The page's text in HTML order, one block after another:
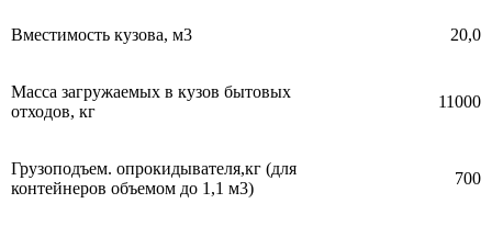
Вместимость кузова, м3 20,0
Масса загружаемых в кузов бытовых
отходов, кг
11000
Грузоподъем. опрокидывателя,кг (для
контейнеров объемом до 1,1 м3)
700